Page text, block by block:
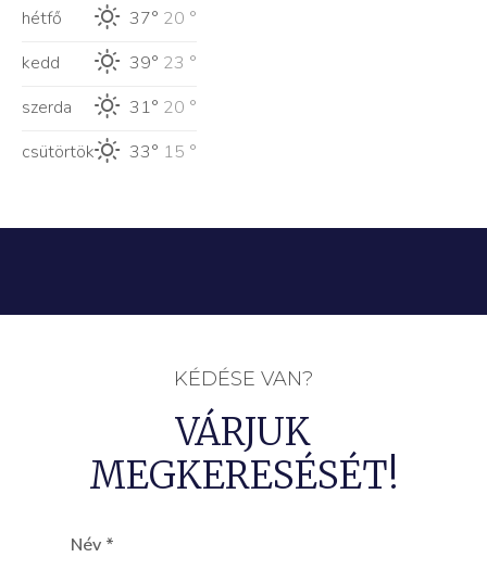
hétfő
37° 20 °
kedd
39° 23 °
szerda
31° 20 °
csütörtök
33° 15 °
KÉDÉSE VAN?
VÁRJUK
MEGKERESÉSÉT!